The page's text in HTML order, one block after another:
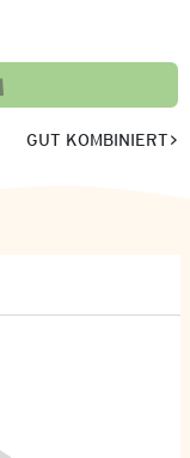
GUT KOMBINIERT